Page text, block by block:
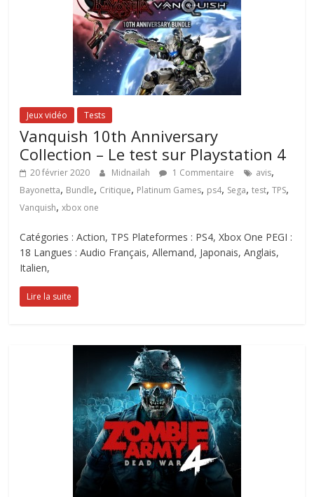
Jeux vidéo Tests
Vanquish 10th Anniversary
Collection – Le test sur Playstation 4
20 février 2020 Midnailah 1 Commentaire avis,
Bayonetta, Bundle, Critique, Platinum Games, ps4, Sega,test,TPS,
Vanquish,xbox one
Catégories : Action, TPS Plateformes : PS4, Xbox One PEGI :
18 Langues : Audio Français, Allemand, Japonais, Anglais,
Italien,
Lire la suite